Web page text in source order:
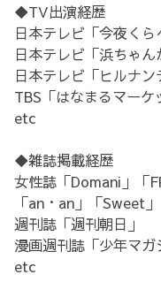
◆TV出演経歴
日本テレビ「今夜くら
日本テレビ「浜ちゃん
日本テレビ「ヒルナン
TBS「はなまるマーケ
etc
◆雑誌掲載経歴
女性誌「Domani」「
「an・an」「Sweet」
週刊誌「週刊朝日」
漫画週刊誌「少年マガ
etc